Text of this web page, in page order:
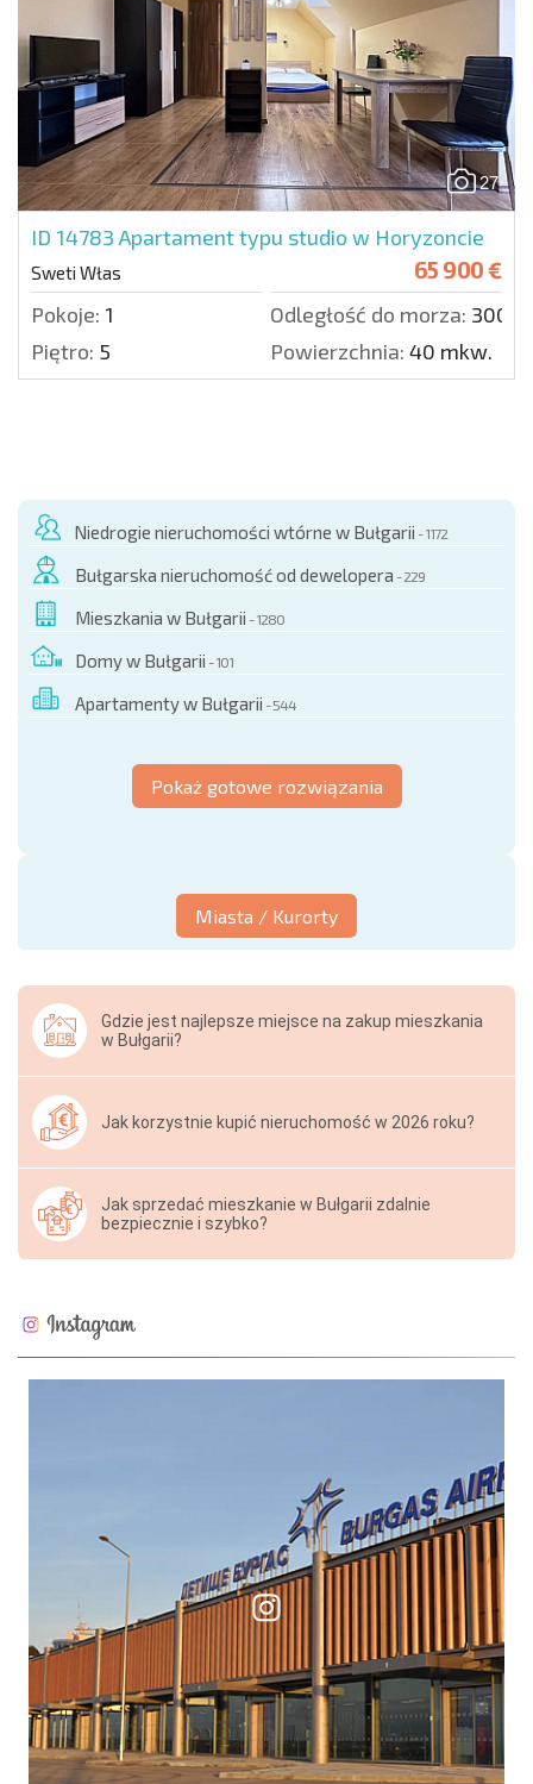
27
ID 14783 Apartament typu studio w Horyzoncie
Sweti Włas 65 900 €
Pokoje: 1 Odległość do morza: 300
Piętro: 5 Powierzchnia: 40 mkw.
Niedrogie nieruchomości wtórne w Bułgarii - 1172
Bułgarska nieruchomość od dewelopera - 229
Mieszkania w Bułgarii - 1280
Domy w Bułgarii - 101
Apartamenty w Bułgarii - 544
Pokaż gotowe rozwiązania
Miasta / Kurorty
Gdzie jest najlepsze miejsce na zakup mieszkania
w Bułgarii?
Jak korzystnie kupić nieruchomość w 2026 roku?
Jak sprzedać mieszkanie w Bułgarii zdalnie
bezpiecznie i szybko?